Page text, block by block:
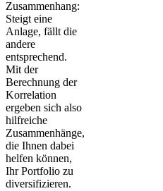
Zusammenhang:
Steigt eine
Anlage, fällt die
andere
entsprechend.
Mit der
Berechnung der
Korrelation
ergeben sich also
hilfreiche
Zusammenhänge,
die Ihnen dabei
helfen können,
Ihr Portfolio zu
diversifizieren.